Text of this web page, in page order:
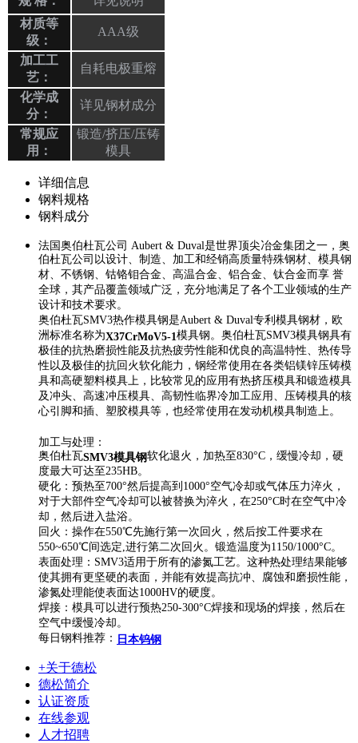
材质等
级：
AAA级
加工工
艺：
自耗电极重熔
化学成
分：
详见钢材成分
常规应
用：
锻造/挤压/压铸
模具
详细信息
钢料规格
钢料成分
法国奥伯杜瓦公司 Aubert & Duval是世界顶尖冶金集团之一，奥
伯杜瓦公司以设计、制造、加工和经销高质量特殊钢材、模具钢
材、不锈钢、钴铬钼合金、高温合金、铝合金、钛合金而享 誉
全球，其产品覆盖领域广泛，充分地满足了各个工业领域的生产
设计和技术要求。
奥伯杜瓦SMV3热作模具钢是Aubert & Duval专利模具钢材，欧
洲标准名称为X37CrMoV5-1 模具钢。奥伯杜瓦SMV3模具钢具有
极佳的抗热磨损性能及抗热疲劳性能和优良的高温特性、热传导
性以及极佳的抗回火软化能力，钢经常使用在各类铝镁锌压铸模
具和高硬塑料模具上，比较常见的应用有热挤压模具和锻造模具
及冲头、高速冲压模具、高韧性临界冷加工应用、压铸模具的核
心引脚和插、塑胶模具等，也经常使用在发动机模具制造上。
加工与处理：
奥伯杜瓦SMV3模具钢软化退火，加热至830°C，缓慢冷却，硬
度最大可达至235HB。
硬化：预热至700°然后提高到1000°空气冷却或气体压力淬火，
对于大部件空气冷却可以被替换为淬火，在250°C时在空气中冷
却，然后进入盐浴。
回火：操作在550℃先施行第一次回火，然后按工件要求在
550~650℃间选定,进行第二次回火。锻造温度为1150/1000°C。
表面处理：SMV3适用于所有的渗氮工艺。这种热处理结果能够
使其拥有更坚硬的表面，并能有效提高抗冲、腐蚀和磨损性能，
渗氮处理能使表面达1000HV的硬度。
焊接：模具可以进行预热250-300°C焊接和现场的焊接，然后在
空气中缓慢冷却。
每日钢料推荐： 日本钨钢
+关于德松
德松简介
认证资质
在线参观
人才招聘